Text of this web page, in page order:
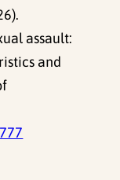
assault:
and